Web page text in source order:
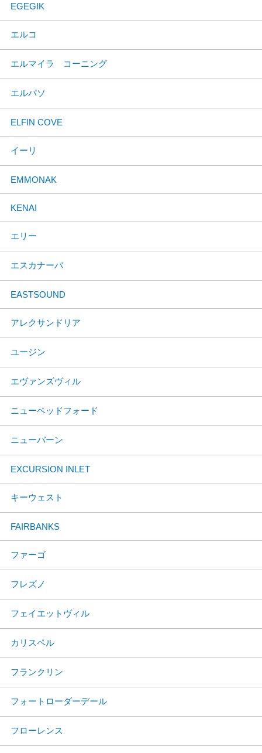
EGEGIK
エルコ
エルマイラ コーニング
エルパソ
ELFIN COVE
イーリ
EMMONAK
KENAI
エリー
エスカナーバ
EASTSOUND
アレクサンドリア
ユージン
エヴァンズヴィル
ニューベッドフォード
ニューバーン
EXCURSION INLET
キーウェスト
FAIRBANKS
ファーゴ
フレズノ
フェイエットヴィル
カリスペル
フランクリン
フォートローダーデール
フローレンス